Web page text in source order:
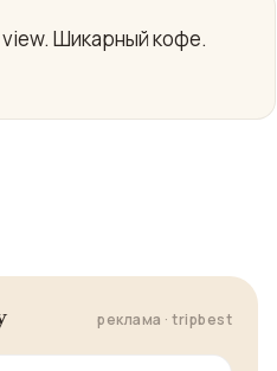
Шикарный кофе.
реклама · tripbest